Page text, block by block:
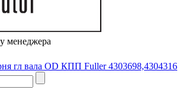
менеджера
гл вала OD КПП Fuller 4303698,4304316